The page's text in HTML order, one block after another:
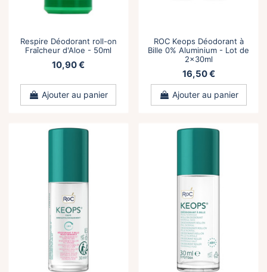
Respire Déodorant roll-on
Fraîcheur d'Aloe - 50ml
10,90 €
Ajouter au panier
ROC Keops Déodorant à
Bille 0% Aluminium - Lot de
2x30ml
16,50 €
Ajouter au panier